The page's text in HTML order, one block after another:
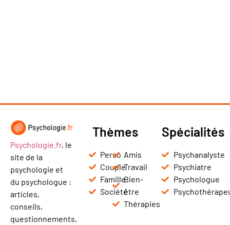
Psychologie.fr, le
site de la
psychologie et
du psychologue :
articles,
conseils,
questionnements,
Thèmes
Perso
Couple
Famille
Société
Amis
Travail
Bien-
être
Thérapies
Spécialités
Psychanalyste
Psychiatre
Psychologue